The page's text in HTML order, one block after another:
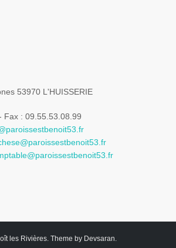
53970 L'HUISSERIE
Fax : 09.55.53.08.99
les Rivières. Theme by Devsaran.